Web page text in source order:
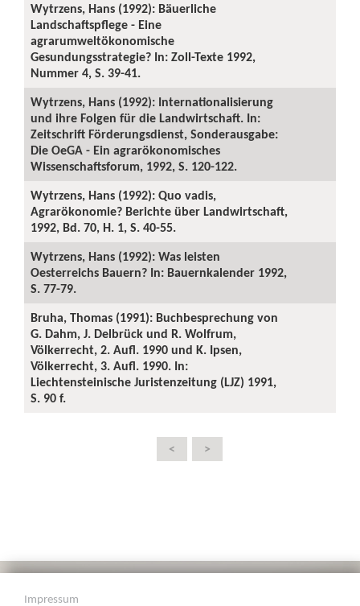
Wytrzens, Hans (1992): Bäuerliche
Landschaftspflege - Eine
agrarumweltökonomische
Gesundungsstrategie? In: Zoll-Texte 1992,
Nummer 4, S. 39-41.
Wytrzens, Hans (1992): Internationalisierung
und ihre Folgen für die Landwirtschaft. In:
Zeitschrift Förderungsdienst, Sonderausgabe:
Die OeGA - Ein agrarökonomisches
Wissenschaftsforum, 1992, S. 120-122.
Wytrzens, Hans (1992): Quo vadis,
Agrarökonomie? Berichte über Landwirtschaft,
1992, Bd. 70, H. 1, S. 40-55.
Wytrzens, Hans (1992): Was leisten
Oesterreichs Bauern? In: Bauernkalender 1992,
S. 77-79.
Bruha, Thomas (1991): Buchbesprechung von
G. Dahm, J. Delbrück und R. Wolfrum,
Völkerrecht, 2. Aufl. 1990 und K. Ipsen,
Völkerrecht, 3. Aufl. 1990. In:
Liechtensteinische Juristenzeitung (LJZ) 1991,
S. 90 f.
< >
Impressum